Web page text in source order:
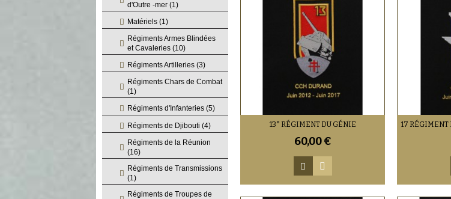
d'Outre -mer (1)
Matériels (1)
Régiments Armes Blindées
et Cavaleries (10)
Régiments Artilleries (3)
Régiments Chars de Combat
(1)
Régiments d'Infanteries (5)
Régiments de Djibouti (4)
Régiments de la Réunion
(16)
Régiments de Transmissions
(1)
Régiments de Troupes de
13° RÉGIMENT DU GÉNIE
60,00 €